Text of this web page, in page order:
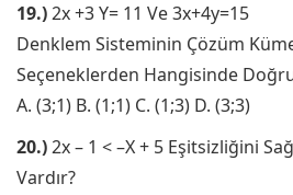
19.)2x +3 Y= 11 Ve 3x+4y=15
Denklem Sisteminin Çözüm
Seçeneklerden Hangisinde
A. (3;1) B. (1;1) C. (1;3) D. (3;3)
20.)2x – 1 < –X + 5 Eşitsizliğini
Vardır?